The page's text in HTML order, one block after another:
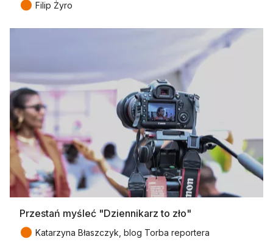
● Filip Żyro
Przestań myśleć "Dziennikarz to zło"
● Katarzyna Błaszczyk, blog Torba reportera